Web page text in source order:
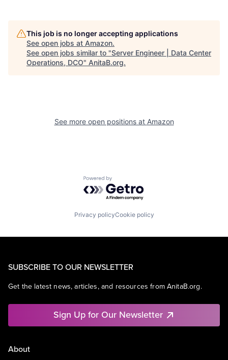
This job is no longer accepting applications
See open jobs at Amazon.
See open jobs similar to "Server Engineer | Data Center
Operations, DCO" AnitaB.org.
See more open positions at Amazon
Powered by Getro.com
Privacy policyCookie policy
SUBSCRIBE TO OUR NEWSLETTER
Get the latest news, articles, and resources from AnitaB.org.
Sign Up for Our Newsletter
About